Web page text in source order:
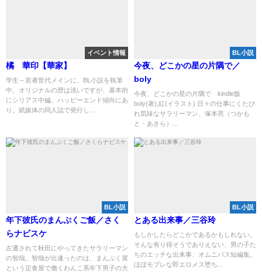
イベント情報
橘 華印【華家】
学生～若者世代メインに、BL小説を執筆
中。オリジナルの歴は浅いですが、基本的
にシリアス中編、ハッピーエンド傾向にあ
り。紙媒体の同人誌で発行し...
BL小説
今夜、どこかの星の片隅で／
boly
今夜、どこかの星の片隅で kindle版
boly(著),紅(イラスト) 日々の仕事にくたび
れ気味なサラリーマン、塚本亮（つかも
と・あきら）...
BL小説
年下彼氏のまんぷくご飯／さく
らナビスケ
左遷されて秋田にやってきたサラリーマン
の智哉。智哉が出逢ったのは、まんぷく屋
という定食屋で働くわんこ系年下男子の大
BL小説
とある出来事／三谷玲
もしかしたらどこかであるかもしれない。
そんな有り得そうでありえない、男の子た
ちのエッチな出来事、オムニバス短編集。
ほぼモブレな即エロメス堕ち...